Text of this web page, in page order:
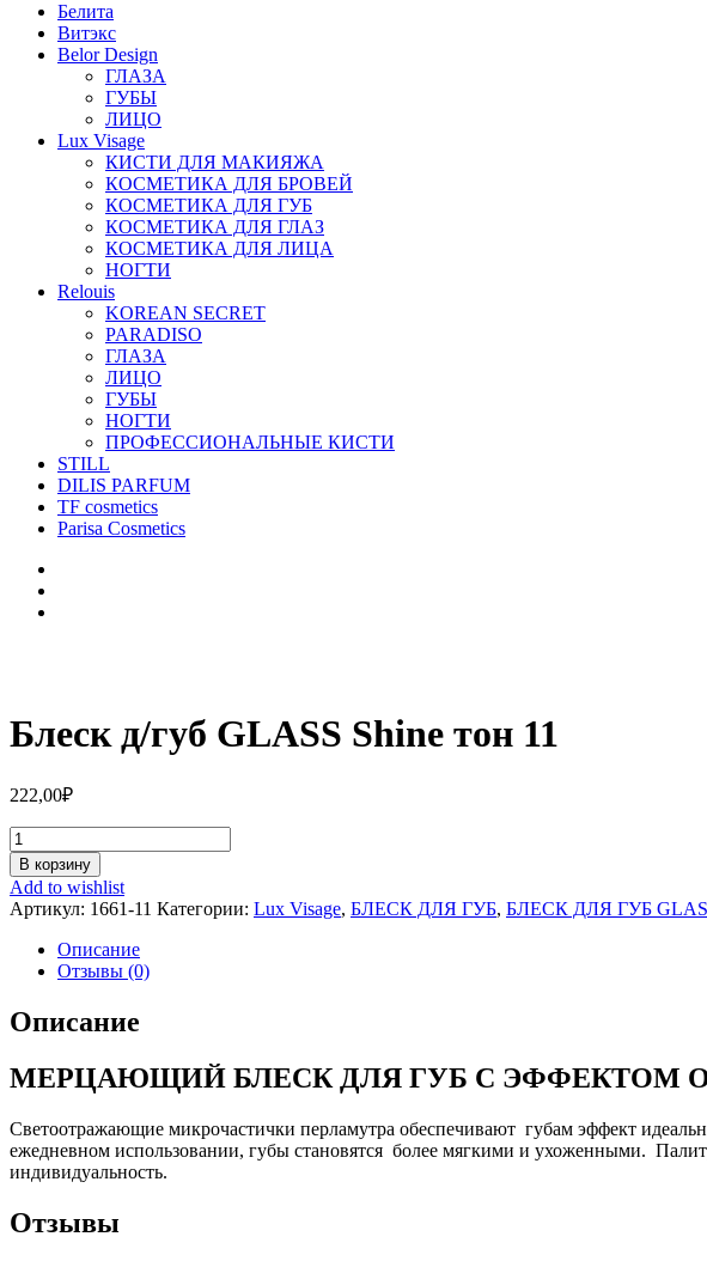
Белита
Витэкс
Belor Design
ГЛАЗА
ГУБЫ
ЛИЦО
Lux Visage
КИСТИ ДЛЯ МАКИЯЖА
КОСМЕТИКА ДЛЯ БРОВЕЙ
КОСМЕТИКА ДЛЯ ГУБ
КОСМЕТИКА ДЛЯ ГЛАЗ
КОСМЕТИКА ДЛЯ ЛИЦА
НОГТИ
Relouis
KOREAN SECRET
PARADISO
ГЛАЗА
ЛИЦО
ГУБЫ
НОГТИ
ПРОФЕССИОНАЛЬНЫЕ КИСТИ
STILL
DILIS PARFUM
TF cosmetics
Parisa Cosmetics
Блеск д/губ GLASS Shine тон 11
222,00₽
Количество
Блеск
д/
губ
GLASS
Shine
В корзину
Add to wishlist
Артикул: 1661-11 Категории: Lux Visage, БЛЕСК ДЛЯ ГУБ, БЛЕСК ДЛЯ ГУБ
Описание
Отзывы (0)
Описание
МЕРЦАЮЩИЙ БЛЕСК ДЛЯ ГУБ С ЭФФЕКТОМ
Светоотражающие микрочастички перламутра обеспечивают губам эффект
ежедневном использовании, губы становятся более мягкими и ухоженными.
индивидуальность.
Отзывы